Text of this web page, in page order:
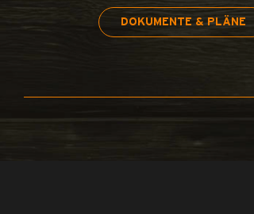
DOKUMENTE & PLÄNE